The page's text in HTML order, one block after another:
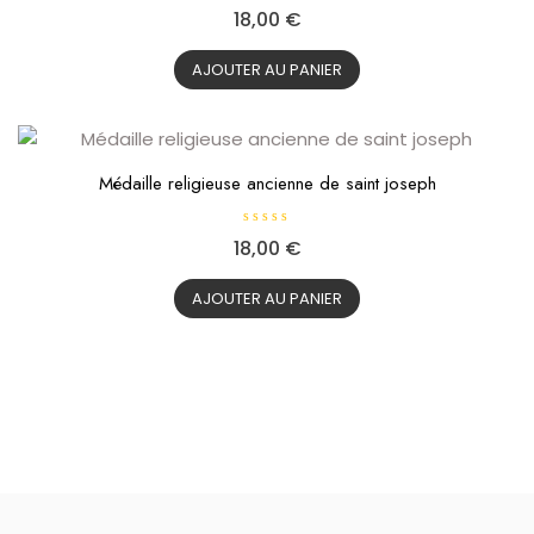
N
o
e
0
s
u
18,00 €
AJOUTER AU PANIER
Médaille religieuse ancienne de saint joseph
N
o
e
0
s
u
18,00 €
AJOUTER AU PANIER